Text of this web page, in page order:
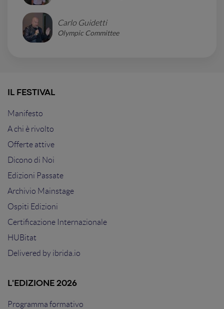
Carlo Guidetti
Olympic Committee
IL FESTIVAL
Manifesto
A chi è rivolto
Offerte attive
Dicono di Noi
Edizioni Passate
Archivio Mainstage
Ospiti Edizioni
Certificazione Internazionale
HUBitat
Delivered by ibrida.io
L'EDIZIONE 2026
Programma formativo